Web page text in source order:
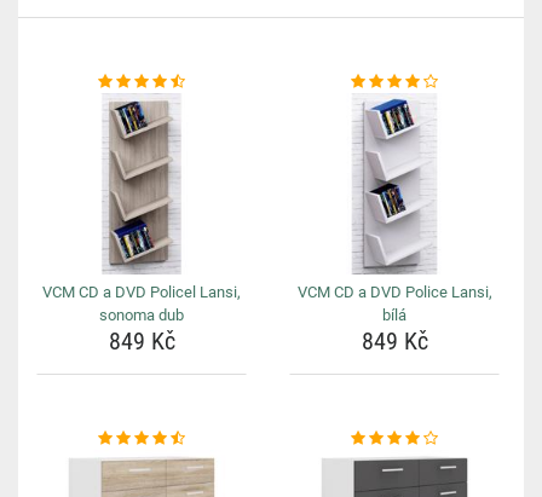
VCM CD a DVD Policel Lansi,
sonoma dub
849 Kč
VCM CD a DVD Police Lansi,
bílá
849 Kč